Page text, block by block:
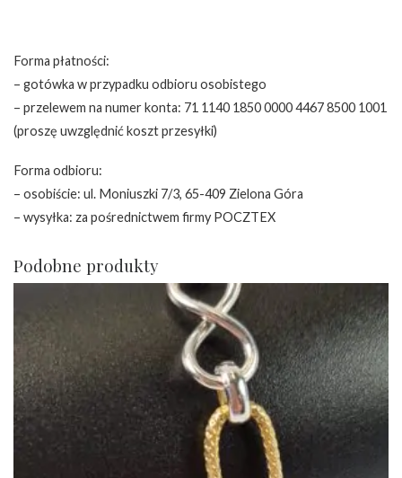
Forma płatności:
– gotówka w przypadku odbioru osobistego
– przelewem na numer konta: 71 1140 1850 0000 4467 8500 1001
(proszę uwzględnić koszt przesyłki)
Forma odbioru:
– osobiście: ul. Moniuszki 7/3, 65-409 Zielona Góra
– wysyłka: za pośrednictwem firmy POCZTEX
Podobne produkty